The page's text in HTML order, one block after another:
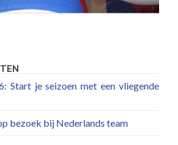
Start je seizoen met een vliegende
bezoek bij Nederlands team